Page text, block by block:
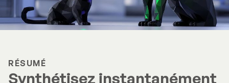
RÉSUMÉ
Synthétisez instantanément